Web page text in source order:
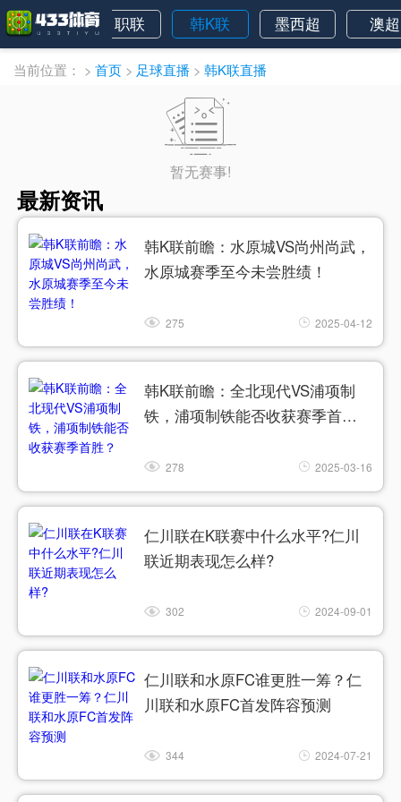
中超 日职联 韩K联 墨西超 澳超
当前位置： > 首页 > 足球直播 > 韩K联直播
暂无赛事!
最新资讯
韩K联前瞻：水原城VS尚州尚武，
水原城赛季至今未尝胜绩！
275 2025-04-12
韩K联前瞻：全北现代VS浦项制
铁，浦项制铁能否收获赛季首
278 2025-03-16
仁川联在K联赛中什么水平?仁川
联近期表现怎么样?
302 2024-09-01
仁川联和水原FC谁更胜一筹？仁
川联和水原FC首发阵容预测
344 2024-07-21